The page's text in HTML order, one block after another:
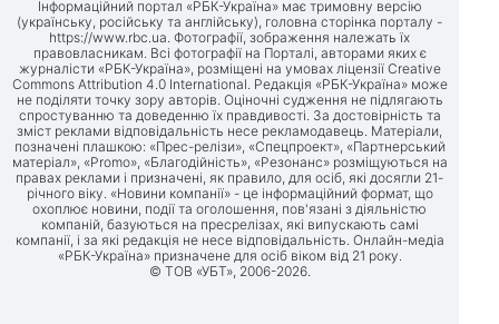
Інформаційний портал «РБК-Україна» має тримовну версію
(українську, російську та англійську), головна сторінка порталу -
https://www.rbc.ua. Фотографії, зображення належать їх
правовласникам. Всі фотографії на Порталі, авторами яких є
журналісти «РБК-Україна», розміщені на умовах ліцензії Creative
Commons Attribution 4.0 International. Редакція «РБК-Україна» може
не поділяти точку зору авторів. Оціночні судження не підлягають
спростуванню та доведенню їх правдивості. За достовірність та
зміст реклами відповідальність несе рекламодавець. Матеріали,
позначені плашкою: «Прес-релізи», «Спецпроект», «Партнерський
матеріал», «Promo», «Благодійність», «Резонанс» розміщуються на
правах реклами і призначені, як правило, для осіб, які досягли 21-
річного віку. «Новини компанії» - це інформаційний формат, що
охоплює новини, події та оголошення, пов'язані з діяльністю
компаній, базуються на пресрелізах, які випускають самі
компанії, і за які редакція не несе відповідальність. Онлайн-медіа
«РБК-Україна» призначене для осіб віком від 21 року.
© ТОВ «УБТ», 2006-2026.